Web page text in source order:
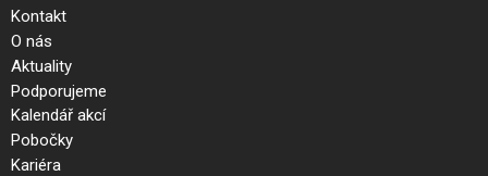
Kontakt
O nás
Aktuality
Podporujeme
Kalendář akcí
Pobočky
Kariéra